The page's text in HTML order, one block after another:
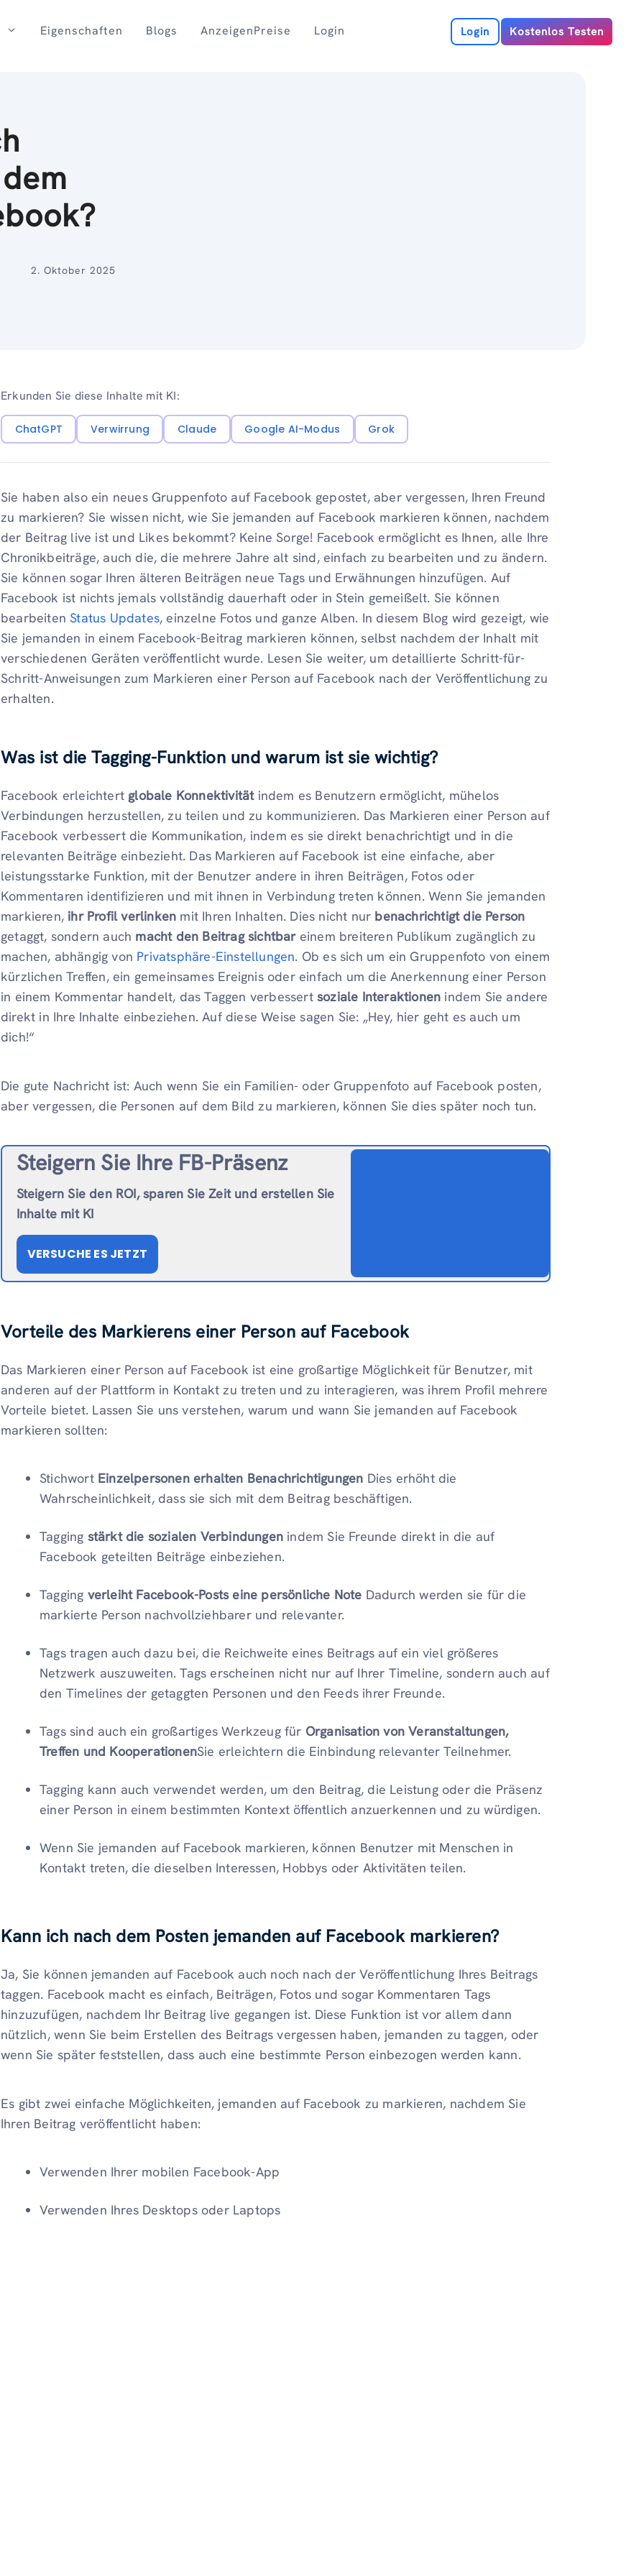
Eigenschaften Blogs AnzeigenPreise Login Login Kostenlos Testen
2. Oktober 2025
Erkunden Sie diese Inhalte mit KI:
ChatGPT Verwirrung Claude Google AI-Modus Grok
Sie haben also ein neues Gruppenfoto auf Facebook gepostet, aber vergessen, Ihren Freund
zu markieren? Sie wissen nicht, wie Sie jemanden auf Facebook markieren können, nachdem
der Beitrag live ist und Likes bekommt? Keine Sorge! Facebook ermöglicht es Ihnen, alle Ihre
Chronikbeiträge, auch die, die mehrere Jahre alt sind, einfach zu bearbeiten und zu ändern.
Sie können sogar Ihren älteren Beiträgen neue Tags und Erwähnungen hinzufügen. Auf
Facebook ist nichts jemals vollständig dauerhaft oder in Stein gemeißelt. Sie können
bearbeitenStatus Updates, einzelne Fotos und ganze Alben. In diesem Blog wird gezeigt, wie
Sie jemanden in einem Facebook-Beitrag markieren können, selbst nachdem der Inhalt mit
verschiedenen Geräten veröffentlicht wurde. Lesen Sie weiter, um detaillierte Schritt-für-
Schritt-Anweisungen zum Markieren einer Person auf Facebook nach der Veröffentlichung zu
erhalten.
Was ist die Tagging-Funktion und warum ist sie wichtig?
Facebook erleichtert globale Konnektivitätindem es Benutzern ermöglicht, mühelos
Verbindungen herzustellen, zu teilen und zu kommunizieren. Das Markieren einer Person auf
Facebook verbessert die Kommunikation, indem es sie direkt benachrichtigt und in die
relevanten Beiträge einbezieht. Das Markieren auf Facebook ist eine einfache, aber
leistungsstarke Funktion, mit der Benutzer andere in ihren Beiträgen, Fotos oder
Kommentaren identifizieren und mit ihnen in Verbindung treten können. Wenn Sie jemanden
markieren, ihr Profil verlinken mit Ihren Inhalten. Dies nicht nur benachrichtigt die Person
getaggt, sondern auch macht den Beitrag sichtbareinem breiteren Publikum zugänglich zu
machen, abhängig von Privatsphäre-Einstellungen. Ob es sich um ein Gruppenfoto von einem
kürzlichen Treffen, ein gemeinsames Ereignis oder einfach um die Anerkennung einer Person
in einem Kommentar handelt, das Taggen verbessertsoziale Interaktionen indem Sie andere
direkt in Ihre Inhalte einbeziehen. Auf diese Weise sagen Sie: „Hey, hier geht es auch um
dich!“
Die gute Nachricht ist: Auch wenn Sie ein Familien- oder Gruppenfoto auf Facebook posten,
aber vergessen, die Personen auf dem Bild zu markieren, können Sie dies später noch tun.
Steigern Sie Ihre FB-Präsenz
Steigern Sie den ROI, sparen Sie Zeit und erstellen Sie
Inhalte mit KI
VERSUCHE ES JETZT
Vorteile des Markierens einer Person auf Facebook
Das Markieren einer Person auf Facebook ist eine großartige Möglichkeit für Benutzer, mit
anderen auf der Plattform in Kontakt zu treten und zu interagieren, was ihrem Profil mehrere
Vorteile bietet. Lassen Sie uns verstehen, warum und wann Sie jemanden auf Facebook
markieren sollten:
Stichwort Einzelpersonen erhalten Benachrichtigungen Dies erhöht die
Wahrscheinlichkeit, dass sie sich mit dem Beitrag beschäftigen.
Tagging stärkt die sozialen Verbindungen indem Sie Freunde direkt in die auf
Facebook geteilten Beiträge einbeziehen.
Tagging verleiht Facebook-Posts eine persönliche Note Dadurch werden sie für die
markierte Person nachvollziehbarer und relevanter.
Tags tragen auch dazu bei, die Reichweite eines Beitrags auf ein viel größeres
Netzwerk auszuweiten. Tags erscheinen nicht nur auf Ihrer Timeline, sondern auch auf
den Timelines der getaggten Personen und den Feeds ihrer Freunde.
Tags sind auch ein großartiges Werkzeug für Organisation von Veranstaltungen,
Treffen und KooperationenSie erleichtern die Einbindung relevanter Teilnehmer.
Tagging kann auch verwendet werden, um den Beitrag, die Leistung oder die Präsenz
einer Person in einem bestimmten Kontext öffentlich anzuerkennen und zu würdigen.
Wenn Sie jemanden auf Facebook markieren, können Benutzer mit Menschen in
Kontakt treten, die dieselben Interessen, Hobbys oder Aktivitäten teilen.
Kann ich nach dem Posten jemanden auf Facebook markieren?
Ja, Sie können jemanden auf Facebook auch noch nach der Veröffentlichung Ihres Beitrags
taggen. Facebook macht es einfach, Beiträgen, Fotos und sogar Kommentaren Tags
hinzuzufügen, nachdem Ihr Beitrag live gegangen ist. Diese Funktion ist vor allem dann
nützlich, wenn Sie beim Erstellen des Beitrags vergessen haben, jemanden zu taggen, oder
wenn Sie später feststellen, dass auch eine bestimmte Person einbezogen werden kann.
Es gibt zwei einfache Möglichkeiten, jemanden auf Facebook zu markieren, nachdem Sie
Ihren Beitrag veröffentlicht haben:
Verwenden Ihrer mobilen Facebook-App
Verwenden Ihres Desktops oder Laptops